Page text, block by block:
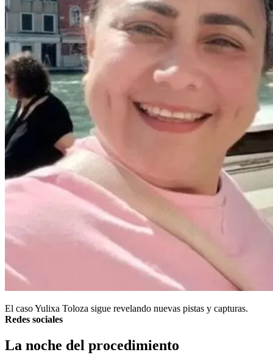
El caso Yulixa Toloza sigue revelando nuevas pistas y capturas.
Redes sociales
La noche del procedimiento